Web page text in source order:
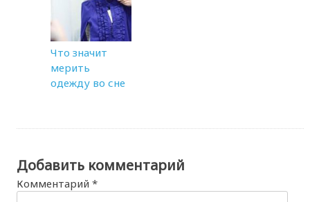
Что значит
мерить
одежду во сне
Добавить комментарий
Комментарий*